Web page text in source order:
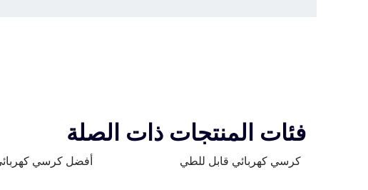
فئات المنتجات ذات الصلة
كرسي كهربائي قابل للطي أفضل كرسي